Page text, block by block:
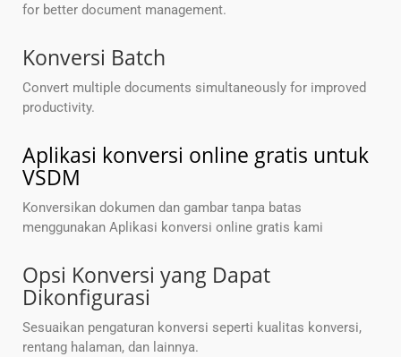
for better document management.
Konversi Batch
Convert multiple documents simultaneously for improved
productivity.
Aplikasi konversi online gratis untuk
VSDM
Konversikan dokumen dan gambar tanpa batas
menggunakan Aplikasi konversi online gratis kami
Opsi Konversi yang Dapat
Dikonfigurasi
Sesuaikan pengaturan konversi seperti kualitas konversi,
rentang halaman, dan lainnya.